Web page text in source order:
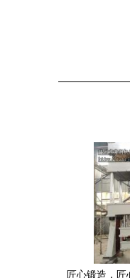
匠心锻造，